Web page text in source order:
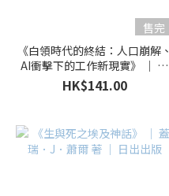
售完
《白領時代的終結：人口崩解、
AI衝擊下的工作新現實》 ｜ 冨
山和彥 著 ｜ 楓書坊
HK$141.00